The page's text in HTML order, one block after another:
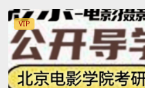
VIP